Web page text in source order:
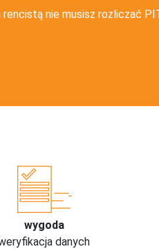
nie musisz rozliczać
wygoda
danych